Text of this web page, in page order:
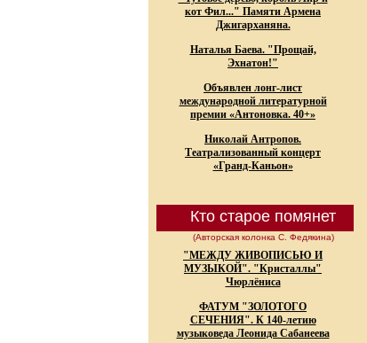
кот Фил..." Памяти Армена
Джигарханяна.
Наталья Баева. "Прощай,
Эхнатон!"
Объявлен лонг-лист
международной литературной
премии «Антоновка. 40+»
Николай Антропов.
Театрализованный концерт
«Гранд-Каньон»
Кто старое помянет
(Авторская колонка С. Федякина)
"МЕЖДУ ЖИВОПИСЬЮ И
МУЗЫКОЙ". "Кристаллы"
Чюрлёниса
ФАТУМ "ЗОЛОТОГО
СЕЧЕНИЯ". К 140-летию
музыковеда Леонида Сабанеева